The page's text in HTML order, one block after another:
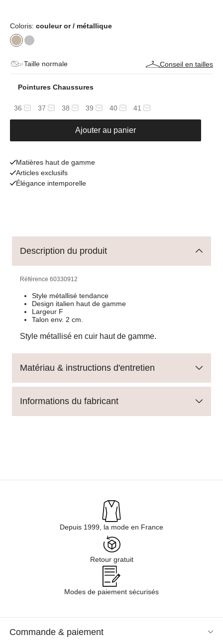
Coloris: couleur or / métallique
Taille normale Conseil en tailles
Pointures Chaussures
36 37 38 39 40 41
Ajouter au panier
Matières haut de gamme
Articles exclusifs
Élégance intemporelle
Description du produit
Référence 60330912
Style métallisé tendance
Design italien haut de gamme
Largeur F
Talon env. 2 cm.
Style métallisé en cuir haut de gamme.
Matériau & instructions d'entretien
Informations du fabricant
Depuis 1999, la mode en France
Retour gratuit
Modes de paiement sécurisés
Commande & paiement